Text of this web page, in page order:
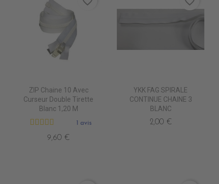
ZIP Chaine 10 Avec
Curseur Double Tirette
Blanc 1,20 M
1 avis
9,60 €
YKK FAG SPIRALE
CONTINUE CHAINE 3
BLANC
2,00 €